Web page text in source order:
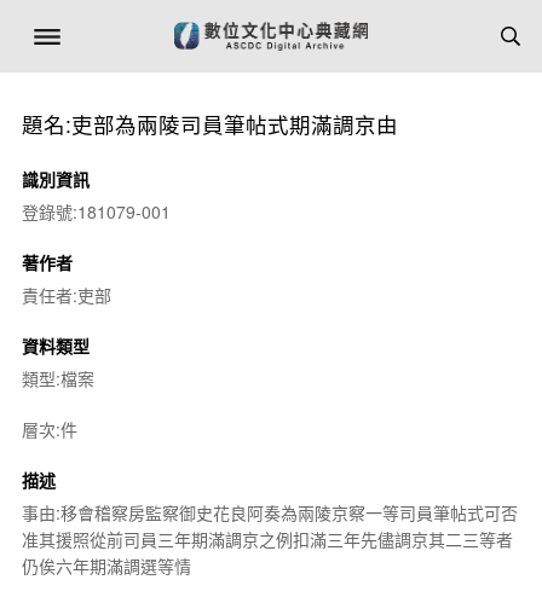
題名:吏部為兩陵司員筆帖式期滿調京由
識別資訊
登錄號:181079-001
著作者
責任者:吏部
資料類型
類型:檔案
層次:件
描述
事由:移會稽察房監察御史花良阿奏為兩陵京察一等司員筆帖式可否
准其援照從前司員三年期滿調京之例扣滿三年先儘調京其二三等者
仍俟六年期滿調選等情